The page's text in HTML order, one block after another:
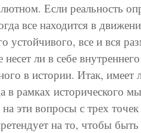
Если реальность
все находится в
устойчивого, все и вся
несет ли в себе
в истории. Итак, имеет
в рамках исторического
эти вопросы с трех
на то, чтобы быть